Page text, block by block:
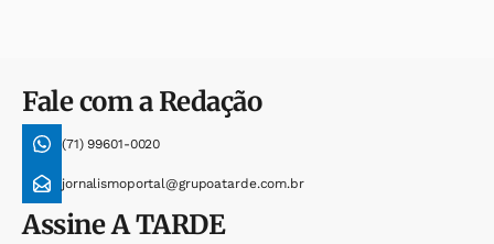
Fale com a Redação
(71) 99601-0020
jornalismoportal@grupoatarde.com.br
AssineA TARDE